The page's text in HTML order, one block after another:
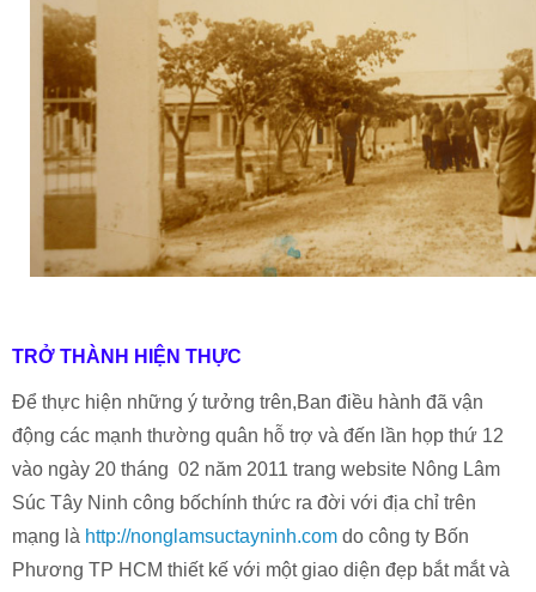
TRỞ THÀNH HIỆN THỰC
Để thực hiện những ý tưởng trên,Ban điều hành đã vận
động các mạnh thường quân hỗ trợ và đến lần họp thứ 12
vào ngày 20 tháng 02 năm 2011 trang website Nông Lâm
Súc Tây Ninh công bốchính thức ra đời với địa chỉ trên
mạng là http://nonglamsuctayninh.com do công ty Bốn
Phương TP HCM thiết kế với một giao diện đẹp bắt mắt và